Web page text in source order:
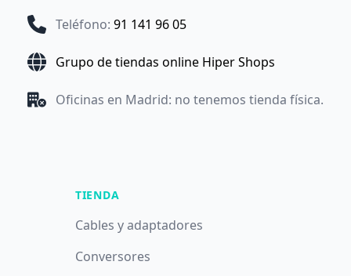
Teléfono: 91 141 96 05
Grupo de tiendas online Hiper Shops
Oficinas en Madrid: no tenemos tienda física.
TIENDA
Cables y adaptadores
Conversores